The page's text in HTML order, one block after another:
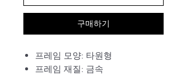
구매하기
프레임 모양: 타원형
프레임 재질: 금속